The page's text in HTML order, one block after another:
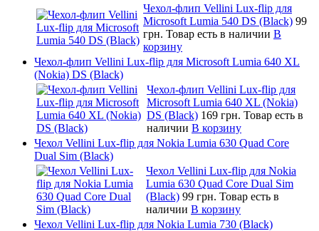
Чехол-флип Vellini Lux-flip для
Microsoft Lumia 540 DS (Black) 99
грн. Товар есть в наличии В
корзину
Чехол-флип Vellini Lux-flip для Microsoft Lumia 640 XL
(Nokia) DS (Black)
Чехол-флип Vellini Lux-flip для
Microsoft Lumia 640 XL (Nokia)
DS (Black) 169 грн. Товар есть в
наличии В корзину
Чехол Vellini Lux-flip для Nokia Lumia 630 Quad Core
Dual Sim (Black)
Чехол Vellini Lux-flip для Nokia
Lumia 630 Quad Core Dual Sim
(Black) 99 грн. Товар есть в
наличии В корзину
Чехол Vellini Lux-flip для Nokia Lumia 730 (Black)